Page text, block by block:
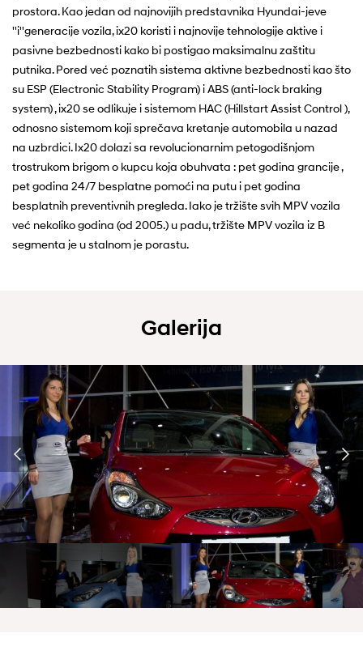
prostora. Kao jedan od najnovijih predstavnika Hyundai-jeve
''i''generacije vozila, ix20 koristi i najnovije tehnologije aktive i
pasivne bezbednosti kako bi postigao maksimalnu zaštitu
putnika. Pored već poznatih sistema aktivne bezbednosti kao što
su ESP (Electronic Stability Program) i ABS (anti-lock braking
system) , ix20 se odlikuje i sistemom HAC (Hillstart Assist Control ),
odnosno sistemom koji sprečava kretanje automobila u nazad
na uzbrdici. Ix20 dolazi sa revolucionarnim petogodišnjom
trostrukom brigom o kupcu koja obuhvata : pet godina grancije ,
pet godina 24/7 besplatne pomoći na putu i pet godina
besplatnih preventivnih pregleda. Iako je tržište svih MPV vozila
već nekoliko godina (od 2005.) u padu, tržište MPV vozila iz B
segmenta je u stalnom je porastu.
Galerija